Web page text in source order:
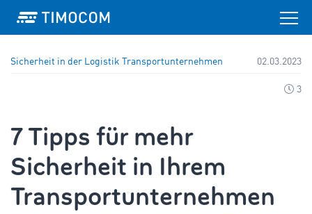
Sicherheit in der Logistik Transportunternehmen 02.03.2023
3
7 Tipps für mehr
Sicherheit in Ihrem
Transportunternehmen